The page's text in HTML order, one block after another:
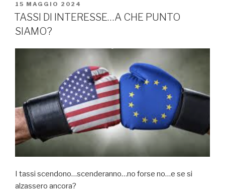
15 MAGGIO 2024
TASSI DI INTERESSE…A CHE PUNTO
SIAMO?
I tassi scendono…scenderanno…no forse no…e se si
alzassero ancora?